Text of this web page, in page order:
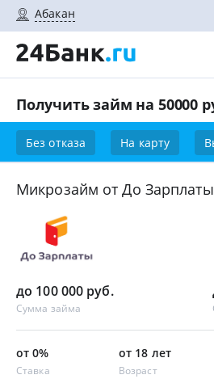
Абакан
Получить займ на 50000
Без отказа На карту
Микрозайм от До Зарплаты
до 100 000 руб.
Сумма займа
от 0%
Ставка
от 18 лет
Возраст